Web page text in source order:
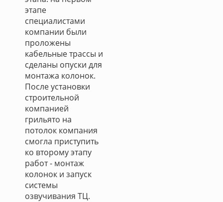
этапе
специалистами
компании были
проложены
кабельные трассы и
сделаны опуски для
монтажа колонок.
После установки
строительной
компанией
грильято на
потолок компания
смогла приступить
ко второму этапу
работ - монтаж
колонок и запуск
системы
озвучивания ТЦ.